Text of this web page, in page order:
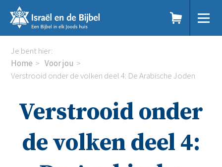
links
naar
de
inhoud
naar
de
Je bent hier:
Home
Voor jou
Verstrooid onder de volken deel 4: De Arabische Joden
Verstrooid onder
de volken deel 4:
Doe mee
Podcast
Magazine
Digitale nieuwsbrief
Agenda